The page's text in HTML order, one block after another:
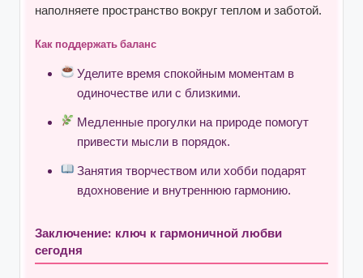
наполняете пространство вокруг теплом и заботой.
Как поддержать баланс
Уделите время спокойным моментам в
одиночестве или с близкими.
Медленные прогулки на природе помогут
привести мысли в порядок.
Занятия творчеством или хобби подарят
вдохновение и внутреннюю гармонию.
Заключение: ключ к гармоничной любви
сегодня